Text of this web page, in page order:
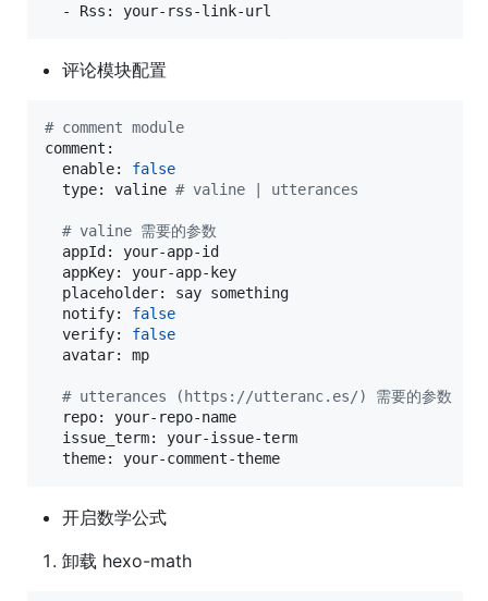
  - Rss: your-rss-link-url
评论模块配置
# comment module
comment:
  enable:
false
  type: valine
# valine | utterances
# valine 需要的参数
  appId: your-app-id
  appKey: your-app-key
  placeholder: say something
  notify:
false
  verify:
false
  avatar: mp
# utterances (https://utteranc.es/) 需要的参数
  repo: your-repo-name
  issue_term: your-issue-term
  theme: your-comment-theme
开启数学公式
卸载 hexo-math